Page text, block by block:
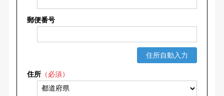
郵便番号
住所自動入力
住所（必須）